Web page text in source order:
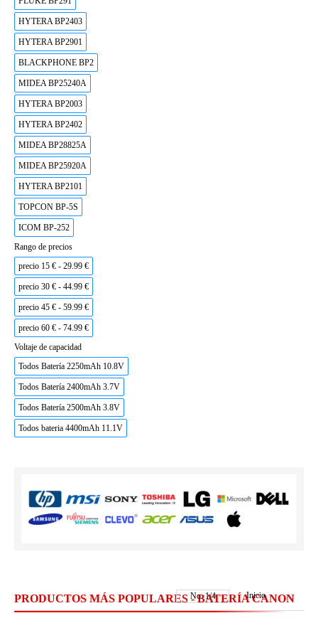
HYTERA BP2403
HYTERA BP2901
BLACKPHONE BP2
MIDEA BP25240A
HYTERA BP2003
HYTERA BP2402
MIDEA BP28825A
MIDEA BP25920A
HYTERA BP2101
TOPCON BP-5S
ICOM BP-252
Rango de precios
precio 15 € - 29.99 €
precio 30 € - 44.99 €
precio 45 € - 59.99 €
precio 60 € - 74.99 €
Voltaje de capacidad
Todos Batería 2250mAh 10.8V
Todos Batería 2400mAh 3.7V
Todos Batería 2500mAh 3.8V
Todos bateria 4400mAh 11.1V
PRODUCTOS MÁS POPULARES - BATERÍA CANON
No.1/4 Inicio